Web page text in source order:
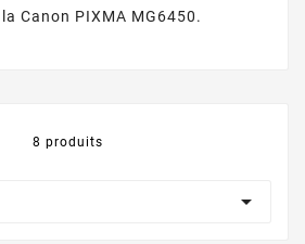
Canon PIXMA MG6450.
8 produits
